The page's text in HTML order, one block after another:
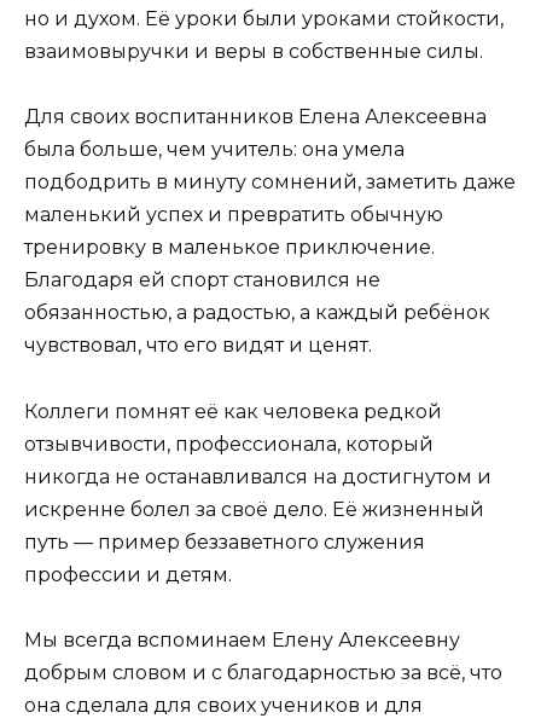
но и духом. Её уроки были уроками стойкости,
взаимовыручки и веры в собственные силы.
Для своих воспитанников Елена Алексеевна
была больше, чем учитель: она умела
подбодрить в минуту сомнений, заметить даже
маленький успех и превратить обычную
тренировку в маленькое приключение.
Благодаря ей спорт становился не
обязанностью, а радостью, а каждый ребёнок
чувствовал, что его видят и ценят.
Коллеги помнят её как человека редкой
отзывчивости, профессионала, который
никогда не останавливался на достигнутом и
искренне болел за своё дело. Её жизненный
путь — пример беззаветного служения
профессии и детям.
Мы всегда вспоминаем Елену Алексеевну
добрым словом и с благодарностью за всё, что
она сделала для своих учеников и для